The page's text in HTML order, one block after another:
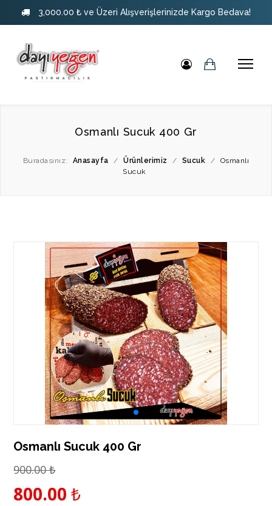
3,000.00 ₺ ve Üzeri Alışverişlerinizde Kargo Bedava!
Osmanlı Sucuk 400 Gr
Buradasınız: Anasayfa / Ürünlerimiz / Sucuk /
Osmanlı
Sucuk
Osmanlı Sucuk 400 Gr
900.00₺
800.00₺